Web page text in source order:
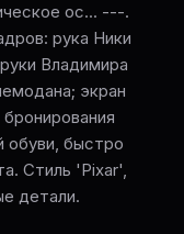
ос... ---.
рука Ники
Владимира
экран
обуви, быстро
Стиль 'Pixar',
детали.